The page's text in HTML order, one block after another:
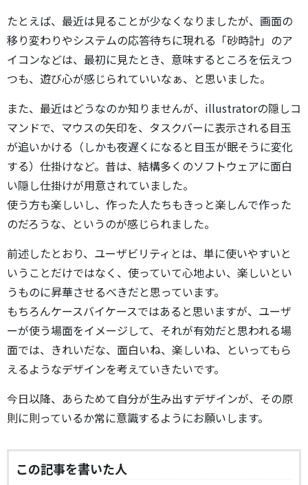
たとえば、最近は見ることが少なくなりましたが、画面の
移り変わりやシステムの応答待ちに現れる「砂時計」のア
イコンなどは、最初に見たとき、意味するところを伝えつ
つも、遊び心が感じられていいなぁ、と思いました。
また、最近はどうなのか知りませんが、illustratorの隠しコ
マンドで、マウスの矢印を、タスクバーに表示される目玉
が追いかける（しかも夜遅くになると目玉が眠そうに変化
する）仕掛けなど。昔は、結構多くのソフトウェアに面白
い隠し仕掛けが用意されていました。
使う方も楽しいし、作った人たちもきっと楽しんで作った
のだろうな、というのが感じられました。
前述したとおり、ユーザビリティとは、単に使いやすいと
いうことだけではなく、使っていて心地よい、楽しいとい
うものに昇華させるべきだと思っています。
もちろんケースバイケースではあると思いますが、ユーザ
ーが使う場面をイメージして、それが有効だと思われる場
面では、きれいだな、面白いね、楽しいね、といってもら
えるようなデザインを考えていきたいです。
今日以降、あらためて自分が生み出すデザインが、その原
則に則っているか常に意識するようにお願いします。
この記事を書いた人